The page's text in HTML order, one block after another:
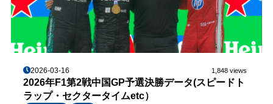
2026-03-16 1,848 views
2026年F1第2戦中国GP予選決勝データ(スピードト
ラップ・セクタータイムetc）